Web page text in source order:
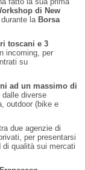
di New
laBorsa
toscani e 3
incoming, per
su
ad un massimo di
dalle diverse
outdoor (bike e
due agenzie di
per presentarsi
qualità sui mercati